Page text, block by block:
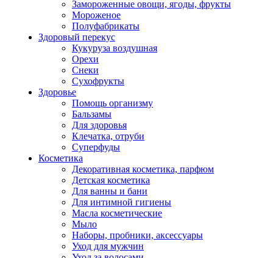
Замороженные овощи, ягоды, фрукты
Мороженое
Полуфабрикаты
Здоровый перекус
Кукуруза воздушная
Орехи
Снеки
Сухофрукты
Здоровье
Помощь организму
Бальзамы
Для здоровья
Клечатка, отруби
Суперфуды
Косметика
Декоративная косметика, парфюм
Детская косметика
Для ванны и бани
Для интимной гигиены
Масла косметические
Мыло
Наборы, пробники, аксессуары
Уход для мужчин